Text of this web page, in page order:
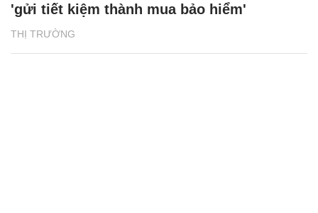
THỊ TRƯỜNG
'gửi tiết kiệm thành mua bảo hiểm'